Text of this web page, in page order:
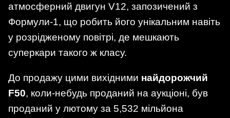
атмосферний двигун V12, запозичений з
Формули-1, що робить його унікальним навіть
у розрідженому повітрі, де мешкають
суперкари такого ж класу.
До продажу цими вихідними найдорожчий
F50, коли-небудь проданий на аукціоні, був
проданий у лютому за 5,532 мільйона